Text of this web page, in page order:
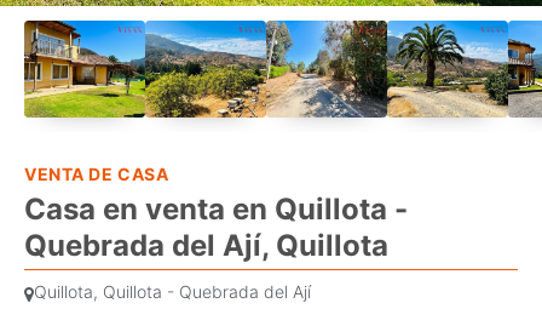
VENTA DE CASA
Casa en venta en Quillota -
Quebrada del Ají, Quillota
Quillota, Quillota - Quebrada del Ají